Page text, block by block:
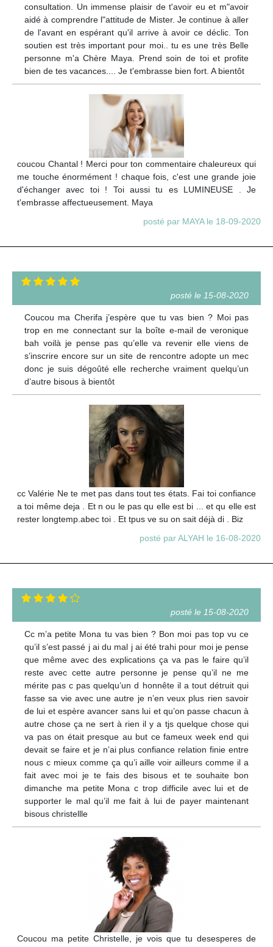
consultation. Un immense plaisir de t'avoir eu et m"avoir
aidé à comprendre l"attitude de Mister. Je continue à aller
de l'avant en espérant qu'il arrive à avoir ce déclic. Ton
soutien est très important pour moi.. tu es une très Belle
personne m'a Chère Maya. Prend soin de toi et profite
bien de tes vacances.... Je t'embrasse bien fort. A bientôt
coucou Chantal ! Merci pour ton commentaire chaleureux qui
me touche énormément ! chaque fois, c'est une grande joie
d'échanger avec toi ! Toi aussi tu es LUMINEUSE . Je
t'embrasse affectueusement. Maya
posté par MAYA le 18-09-2020
posté le 15-08-2020
Coucou ma Cherifa j’espère que tu vas bien ? Moi pas
trop en me connectant sur la boîte e-mail de veronique
bah voilà je pense pas qu’elle va revenir elle viens de
s’inscrire encore sur un site de rencontre adopte un mec
donc je suis dégoûté elle recherche vraiment quelqu’un
d’autre bisous à bientôt
cc Valérie Ne te met pas dans tout tes états. Fai toi confiance
a toi même deja . Et n ou le pas qu elle est bi ... et qu elle est
rester longtemp.abec toi . Et tpus ve su on sait déjà di . Biz
posté par ALYAH le 16-08-2020
posté le 15-08-2020
Cc m’a petite Mona tu vas bien ? Bon moi pas top vu ce
qu’il s’est passé j ai du mal j ai été trahi pour moi je pense
que même avec des explications ça va pas le faire qu’il
reste avec cette autre personne je pense qu’il ne me
mérite pas c pas quelqu’un d honnête il a tout détruit qui
fasse sa vie avec une autre je n’en veux plus rien savoir
de lui et espère avancer sans lui et qu’on passe chacun à
autre chose ça ne sert à rien il y a tjs quelque chose qui
va pas on était presque au but ce fameux week end qui
devait se faire et je n’ai plus confiance relation finie entre
nous c mieux comme ça qu’i aille voir ailleurs comme il a
fait avec moi je te fais des bisous et te souhaite bon
dimanche ma petite Mona c trop difficile avec lui et de
supporter le mal qu’il me fait à lui de payer maintenant
bisous christellle
Coucou ma petite Christelle, je vois que tu desesperes de